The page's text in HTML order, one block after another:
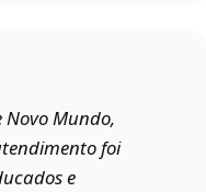
Mundo,
foi
e